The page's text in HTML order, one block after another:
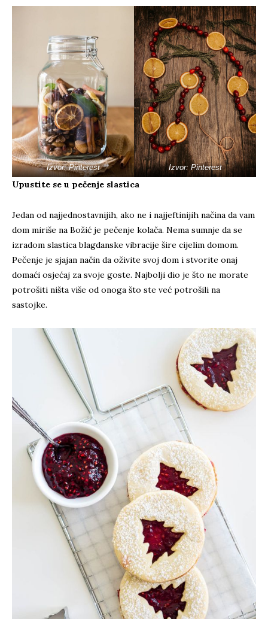
Izvor: Pinterest Izvor: Pinterest
Upustite se u pečenje slastica
Jedan od najjednostavnijih, ako ne i najjeftinijih načina da vam
dom miriše na Božić je pečenje kolača. Nema sumnje da se
izradom slastica blagdanske vibracije šire cijelim domom.
Pečenje je sjajan način da oživite svoj dom i stvorite onaj
domaći osjećaj za svoje goste. Najbolji dio je što ne morate
potrošiti ništa više od onoga što ste već potrošili na
sastojke.